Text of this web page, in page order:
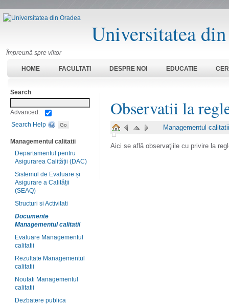
Universitatea
Împreună spre viitor
HOME FACULTATI DESPRE NOI EDUCATIE
Observatii la
Managementul
Aici se află observaţiile cu privire la
Search
Advanced:
Search Help
Managementul calitatii
Departamentul pentru
Asigurarea Calității (DAC)
Sistemul de Evaluare și
Asigurare a Calității
(SEAQ)
Structuri si Activitati
Documente
Managementul calitatii
Evaluare Managementul
calitatii
Rezultate Managementul
calitatii
Noutati Managementul
calitatii
Dezbatere publica